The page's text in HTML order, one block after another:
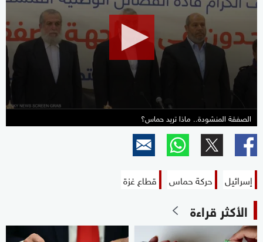
of
minute,
59
seconds
الصفقة المنشودة.. ماذا تريد حماس؟
إسرائيل حركة حماس قطاع غزة
الأكثر قراءة